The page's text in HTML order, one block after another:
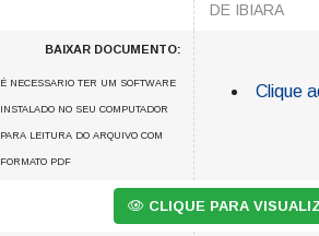
DE IBIARA
BAIXAR DOCUMENTO:
É NECESSARIO TER UM SOFTWARE
INSTALADO NO SEU COMPUTADOR
PARA LEITURA DO ARQUIVO COM
FORMATO PDF
Clique
CLIQUE PARA